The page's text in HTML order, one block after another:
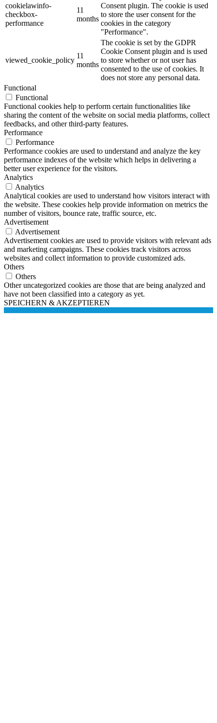
cookielawinfo-
checkbox-
performance
11
months
Consent plugin. The cookie is used
to store the user consent for the
cookies in the category
"Performance".
viewed_cookie_policy
11
months
The cookie is set by the GDPR
Cookie Consent plugin and is used
to store whether or not user has
consented to the use of cookies. It
does not store any personal data.
Functional
Functional
Functional cookies help to perform certain functionalities like
sharing the content of the website on social media platforms, collect
feedbacks, and other third-party features.
Performance
Performance
Performance cookies are used to understand and analyze the key
performance indexes of the website which helps in delivering a
better user experience for the visitors.
Analytics
Analytics
Analytical cookies are used to understand how visitors interact with
the website. These cookies help provide information on metrics the
number of visitors, bounce rate, traffic source, etc.
Advertisement
Advertisement
Advertisement cookies are used to provide visitors with relevant ads
and marketing campaigns. These cookies track visitors across
websites and collect information to provide customized ads.
Others
Others
Other uncategorized cookies are those that are being analyzed and
have not been classified into a category as yet.
SPEICHERN & AKZEPTIEREN